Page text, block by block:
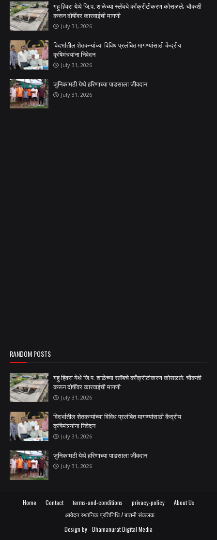
गहु हिवरा येथे जि.प. शाळेच्या स्लॅबचे काँक्रीटीकरण कोसळले; चौकशी
करून दोषींवर कारवाईची मागणी
July 31, 2026
विदर्भातील शेतकऱ्यांच्या विविध प्रलंबित मागण्यांसाठी केंद्रीय
कृषिमंत्र्यांना निवेदन
July 31, 2026
जुनिकामठी येथे हरिणाच्या पाडसाला जीवदान
July 31, 2026
RANDOM POSTS
गहु हिवरा येथे जि.प. शाळेच्या स्लॅबचे काँक्रीटीकरण कोसळले; चौकशी
करून दोषींवर कारवाईची मागणी
July 31, 2026
विदर्भातील शेतकऱ्यांच्या विविध प्रलंबित मागण्यांसाठी केंद्रीय
कृषिमंत्र्यांना निवेदन
July 31, 2026
जुनिकामठी येथे हरिणाच्या पाडसाला जीवदान
July 31, 2026
Home Contact terms-and-conditions privacy-policy
About Us
आवेदन स्थानिक प्रतिनिधि / बातमी संकलक
Design by -Bhamanurat Digital Media